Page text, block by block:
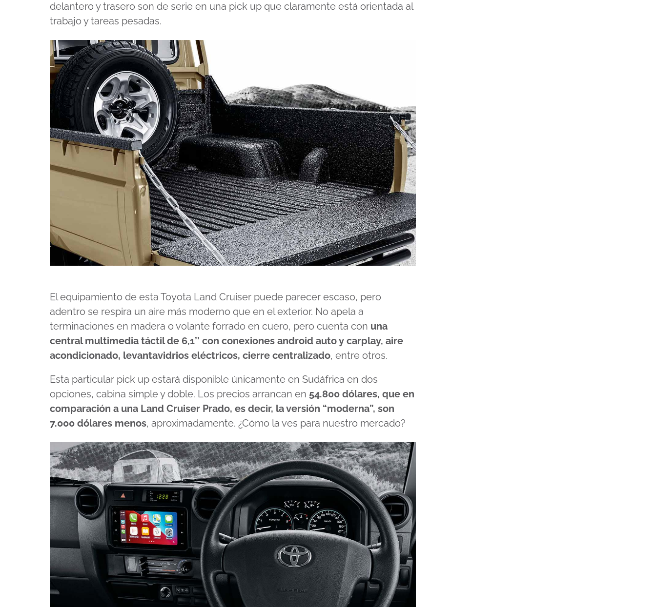
delantero y trasero son de serie en una pick up que claramente está orientada al
trabajo y tareas pesadas.
El equipamiento de esta Toyota Land Cruiser puede parecer escaso, pero
adentro se respira un aire más moderno que en el exterior. No apela a
terminaciones en madera o volante forrado en cuero, pero cuenta con una
central multimedia táctil de 6,1’’ con conexiones android auto y carplay, aire
acondicionado, levantavidrios eléctricos, cierre centralizado, entre otros.
Esta particular pick up estará disponible únicamente en Sudáfrica en dos
opciones, cabina simple y doble. Los precios arrancan en 54.800 dólares, que en
comparación a una Land Cruiser Prado, es decir, la versión “moderna”, son
7.000 dólares menos, aproximadamente. ¿Cómo la ves para nuestro mercado?